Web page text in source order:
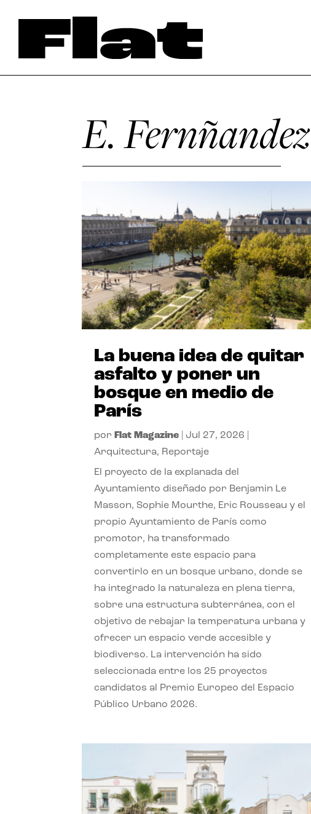
E. Fernñandez
La buena idea de quitar
asfalto y poner un
bosque en medio de
París
por Flat Magazine Jul 27, 2026
Arquitectura, Reportaje
El proyecto de la explanada del
Ayuntamiento diseñado por Benjamin Le
Masson, Sophie Mourthe, Eric Rousseau y el
propio Ayuntamiento de París como
promotor, ha transformado
completamente este espacio para
convertirlo en un bosque urbano, donde se
ha integrado la naturaleza en plena tierra,
sobre una estructura subterránea, con el
objetivo de rebajar la temperatura urbana y
ofrecer un espacio verde accesible y
biodiverso. La intervención ha sido
seleccionada entre los 25 proyectos
candidatos al Premio Europeo del Espacio
Público Urbano 2026.